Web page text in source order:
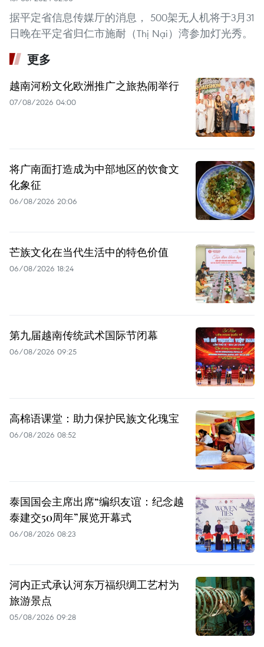
据平定省信息传媒厅的消息， 500架无人机将于3月31
日晚在平定省归仁市施耐（Thị Nại）湾参加灯光秀。
更多
越南河粉文化欧洲推广之旅热闹举行
07/08/2026 04:00
将广南面打造成为中部地区的饮食文
化象征
06/08/2026 20:06
芒族文化在当代生活中的特色价值
06/08/2026 18:24
第九届越南传统武术国际节闭幕
06/08/2026 09:25
高棉语课堂：助力保护民族文化瑰宝
06/08/2026 08:52
泰国国会主席出席“编织友谊：纪念越
泰建交50周年”展览开幕式
06/08/2026 08:23
河内正式承认河东万福织绸工艺村为
旅游景点
05/08/2026 09:28